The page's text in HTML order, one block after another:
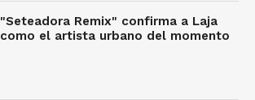
"Seteadora Remix" confirma a Laja
como el artista urbano del momento